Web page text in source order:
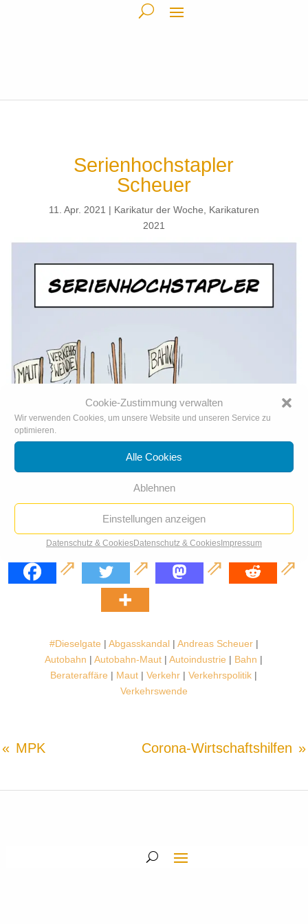
Cookie-Zustimmung verwalten
Wir verwenden Cookies, um unsere Website und unseren Service zu
optimieren.
Alle Cookies
Ablehnen
Einstellungen anzeigen
Datenschutz & CookiesDatenschutz & Cookies Impressum
Serienhochstapler
Scheuer
11. Apr. 2021 Karikatur der Woche
Karikaturen
2021
Serienhochstapler Scheuer
#Dieselgate | Abgasskandal| Andreas Scheuer|
Autobahn |Autobahn-Maut |Autoindustrie | Bahn |
Berateraffäre | Maut |Verkehr |Verkehrspolitik |
Verkehrswende
MPK Corona-Wirtschaftshilfen